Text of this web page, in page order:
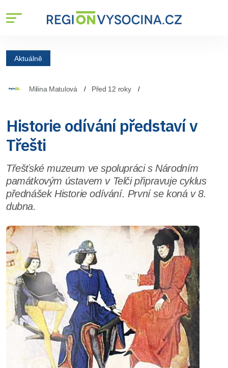
Aktuálně
Milina Matulová Před 12 roky
Historie odívání představí v
Třešti
Třešťské muzeum ve spolupráci s Národním
památkovým ústavem v Telči připravuje cyklus
přednášek Historie odívání. První se koná v 8.
dubna.